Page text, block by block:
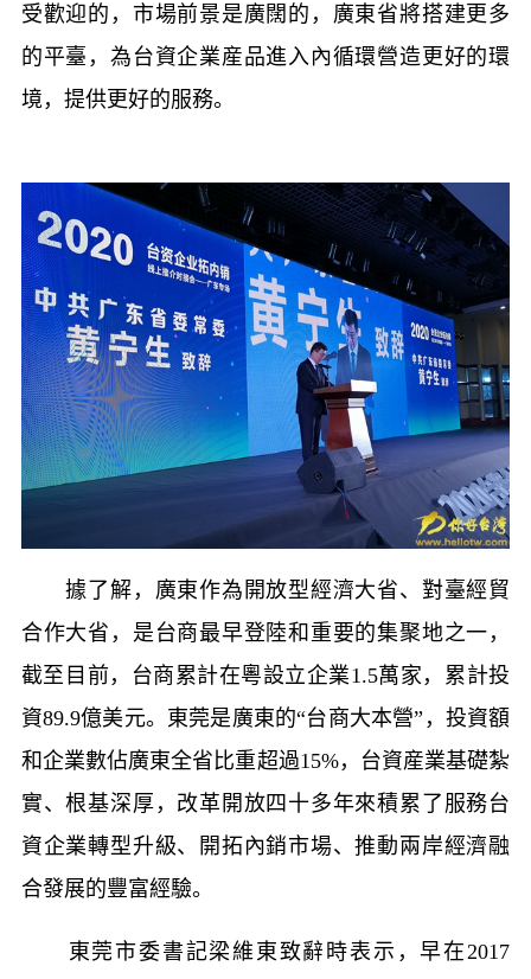
受歡迎的，市場前景是廣闊的，廣東省將搭建更多
的平臺，為台資企業産品進入內循環營造更好的環
境，提供更好的服務。
據了解，廣東作為開放型經濟大省、對臺經貿
合作大省，是台商最早登陸和重要的集聚地之一，
截至目前，台商累計在粵設立企業1.5萬家，累計投
資89.9億美元。東莞是廣東的“台商大本營”，投資額
和企業數佔廣東全省比重超過15%，台資産業基礎紮
實、根基深厚，改革開放四十多年來積累了服務台
資企業轉型升級、開拓內銷市場、推動兩岸經濟融
合發展的豐富經驗。
東莞市委書記梁維東致辭時表示，早在 2017